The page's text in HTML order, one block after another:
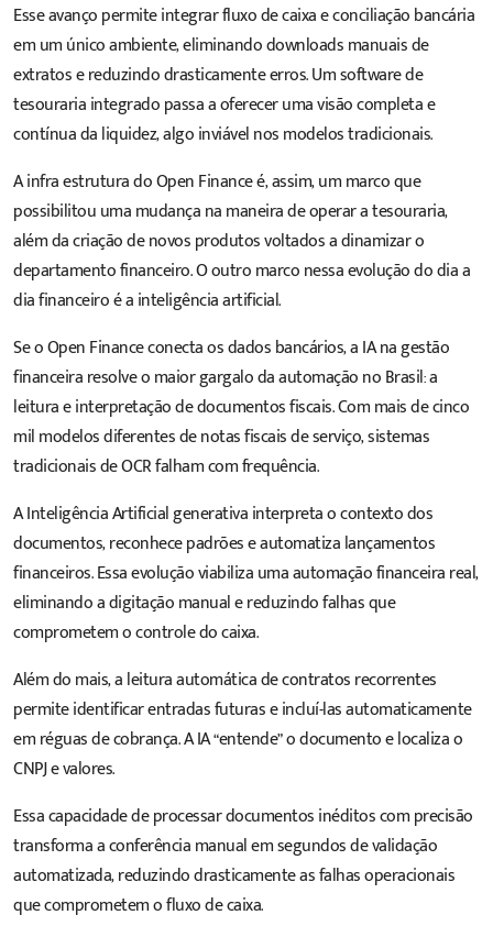
Esse avanço permite integrar fluxo de caixa e conciliação bancária
em um único ambiente, eliminando downloads manuais de
extratos e reduzindo drasticamente erros. Um software de
tesouraria integrado passa a oferecer uma visão completa e
contínua da liquidez, algo inviável nos modelos tradicionais.
A infra estrutura do Open Finance é, assim, um marco que
possibilitou uma mudança na maneira de operar a tesouraria,
além da criação de novos produtos voltados a dinamizar o
departamento financeiro. O outro marco nessa evolução do dia a
dia financeiro é a inteligência artificial.
Se o Open Finance conecta os dados bancários, a IA na gestão
financeira resolve o maior gargalo da automação no Brasil: a
leitura e interpretação de documentos fiscais. Com mais de cinco
mil modelos diferentes de notas fiscais de serviço, sistemas
tradicionais de OCR falham com frequência.
A Inteligência Artificial generativa interpreta o contexto dos
documentos, reconhece padrões e automatiza lançamentos
financeiros. Essa evolução viabiliza uma automação financeira real,
eliminando a digitação manual e reduzindo falhas que
comprometem o controle do caixa.
Além do mais, a leitura automática de contratos recorrentes
permite identificar entradas futuras e incluí-las automaticamente
em réguas de cobrança. A IA “entende” o documento e localiza o
CNPJ e valores.
Essa capacidade de processar documentos inéditos com precisão
transforma a conferência manual em segundos de validação
automatizada, reduzindo drasticamente as falhas operacionais
que comprometem o fluxo de caixa.